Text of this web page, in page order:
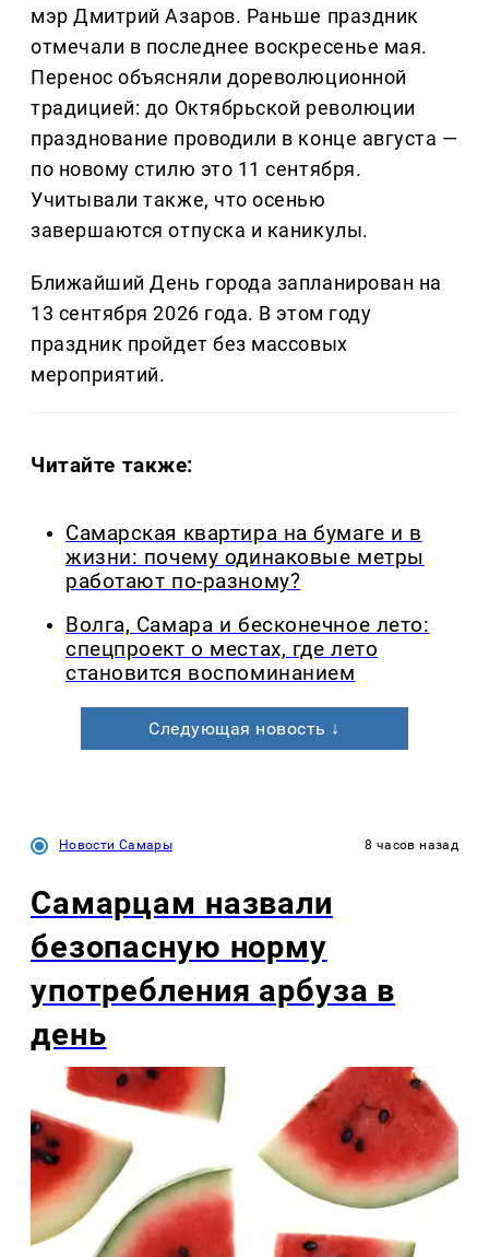
мэр Дмитрий Азаров. Раньше праздник
отмечали в последнее воскресенье мая.
Перенос объясняли дореволюционной
традицией: до Октябрьской революции
празднование проводили в конце августа —
по новому стилю это 11 сентября.
Учитывали также, что осенью
завершаются отпуска и каникулы.
Ближайший День города запланирован на
13 сентября 2026 года. В этом году
праздник пройдет без массовых
мероприятий.
Читайте также:
Самарская квартира на бумаге и в
жизни: почему одинаковые метры
работают по-разному?
Волга, Самара и бесконечное лето:
спецпроект о местах, где лето
становится воспоминанием
Следующая новость ↓
Новости Самары 8 часов назад
Самарцам назвали
безопасную норму
употребления арбуза в
день